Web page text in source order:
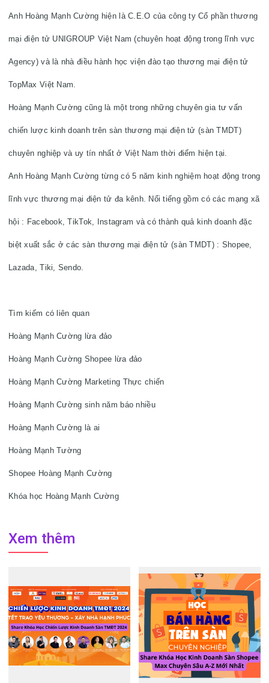
Anh Hoàng Mạnh Cường hiện là C.E.O của công ty Cổ phần thương
mại điện tử UNIGROUP Việt Nam (chuyên hoạt động trong lĩnh vực
Agency) và là nhà điều hành học viện đào tạo thương mại điện tử
TopMax Việt Nam.
Hoàng Mạnh Cường cũng là một trong những chuyên gia tư vấn
chiến lược kinh doanh trên sàn thương mại điện tử (sàn TMDT)
chuyên nghiệp và uy tín nhất ở Việt Nam thời điểm hiện tại.
Anh Hoàng Mạnh Cường từng có 5 năm kinh nghiệm hoạt động trong
lĩnh vực thương mại điện tử đa kênh. Nổi tiếng gồm có các mạng xã
hội : Facebook, TikTok, Instagram và có thành quả kinh doanh đặc
biệt xuất sắc ở các sàn thương mại điện tử (sàn TMDT) : Shopee,
Lazada, Tiki, Sendo.
Tìm kiếm có liên quan
Hoàng Mạnh Cường lừa đảo
Hoàng Mạnh Cường Shopee lừa đảo
Hoàng Mạnh Cường Marketing Thực chiến
Hoàng Mạnh Cường sinh năm báo nhiều
Hoàng Mạnh Cường là ai
Hoàng Mạnh Tường
Shopee Hoàng Mạnh Cường
Khóa học Hoàng Mạnh Cường
Xem thêm